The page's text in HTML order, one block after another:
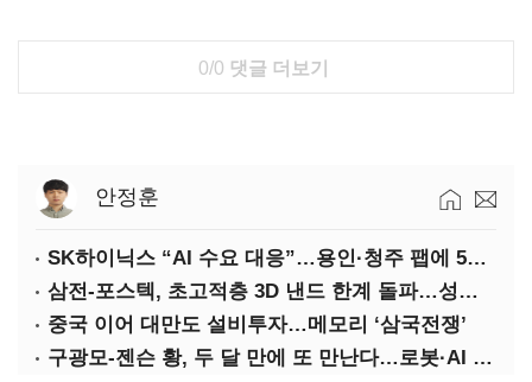
0/0 댓글 더보기
안정훈
SK하이닉스 “AI 수요 대응”…용인·청주 팹에 54조 투자
삼전-포스텍, 초고적층 3D 낸드 한계 돌파…성능·전력효율 개선
중국 이어 대만도 설비투자…메모리 ‘삼국전쟁’
구광모-젠슨 황, 두 달 만에 또 만난다…로봇·AI 등 논의